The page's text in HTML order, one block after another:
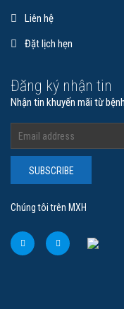
Tốt nghiệp Bác sĩ chuyên
Bác sĩ
Liên hệ
Đặt lịch hẹn
Đăng ký nhận tin
Nhận tin khuyến mãi từ
SUBSCRIBE
Chúng tôi trên MXH